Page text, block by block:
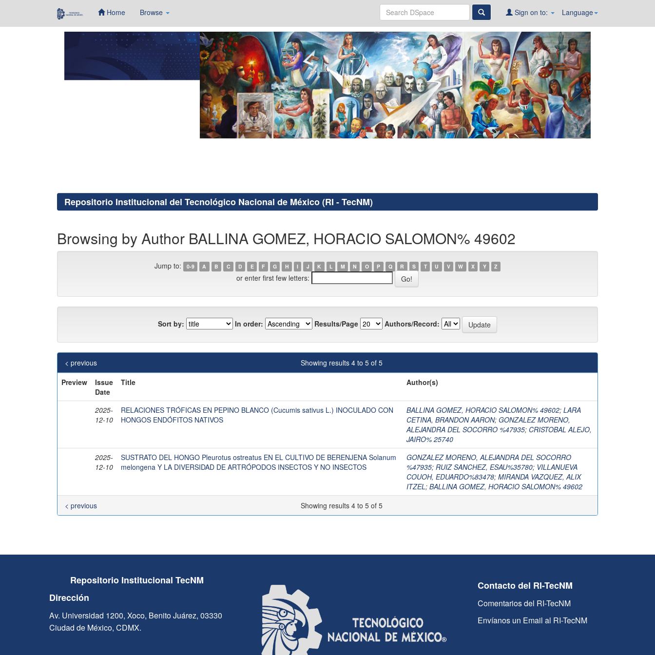
Home Browse Language
Sign on to:
Repositorio Institucional del Tecnológico Nacional de México (RI - TecNM)
Browsing by Author BALLINA GOMEZ, HORACIO SALOMON% 49602
Jump to: 0-9 A B C D E F G H I J K L M N O P Q R S T U V W X Y Z
or enter first few letters:
Sort by: In order: Results/Page Authors/Record:
Showing results 4 to 5 of 5
< previous
Preview
Issue
Date
Title Author(s)
2025-
12-10
RELACIONES TRÓFICAS EN PEPINO BLANCO (Cucumis sativus L.) INOCULADO CON
HONGOS ENDÓFITOS NATIVOS
BALLINA GOMEZ, HORACIO SALOMON% 49602; LARA
CETINA, BRANDON AARON; GONZALEZ MORENO,
ALEJANDRA DEL SOCORRO %47935; CRISTOBAL ALEJO,
JAIRO% 25740
2025-
12-10
SUSTRATO DEL HONGO Pleurotus ostreatus EN EL CULTIVO DE BERENJENA Solanum
melongena Y LA DIVERSIDAD DE ARTRÓPODOS INSECTOS Y NO INSECTOS
GONZALEZ MORENO, ALEJANDRA DEL SOCORRO
%47935; RUIZ SANCHEZ, ESAU%35780; VILLANUEVA
COUOH, EDUARDO%83478; MIRANDA VAZQUEZ, ALIX
ITZEL; BALLINA GOMEZ, HORACIO SALOMON% 49602
Showing results 4 to 5 of 5
< previous
Repositorio Institucional TecNM
Dirección
Av. Universidad 1200, Xoco, Benito Juárez, 03330
Ciudad de México, CDMX.
Contacto del RI-TecNM
Comentarios del RI-TecNM
Envíanos un Email al RI-TecNM